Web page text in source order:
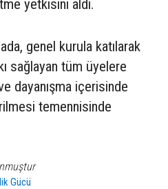
yetkisini aldı.
genel kurula katılarak
sağlayan tüm üyelere
dayanışma içerisinde
temennisinde
Gücü